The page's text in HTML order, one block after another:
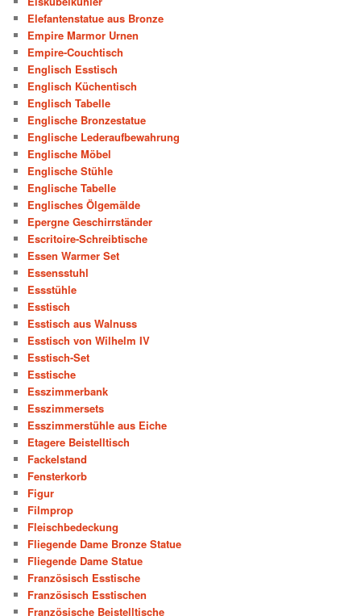
Elefantenstatue aus Bronze
Empire Marmor Urnen
Empire-Couchtisch
Englisch Esstisch
Englisch Küchentisch
Englisch Tabelle
Englische Bronzestatue
Englische Lederaufbewahrung
Englische Möbel
Englische Stühle
Englische Tabelle
Englisches Ölgemälde
Epergne Geschirrständer
Escritoire-Schreibtische
Essen Warmer Set
Essensstuhl
Essstühle
Esstisch
Esstisch aus Walnuss
Esstisch von Wilhelm IV
Esstisch-Set
Esstische
Esszimmerbank
Esszimmersets
Esszimmerstühle aus Eiche
Etagere Beistelltisch
Fackelstand
Fensterkorb
Figur
Filmprop
Fleischbedeckung
Fliegende Dame Bronze Statue
Fliegende Dame Statue
Französisch Esstische
Französisch Esstischen
Französische Beistelltische